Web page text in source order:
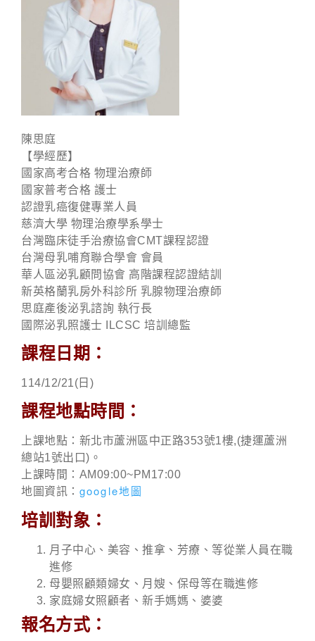
陳思庭
【學經歷】
國家高考合格 物理治療師
國家普考合格 護士
認證乳癌復健專業人員
慈濟大學 物理治療學系學士
台灣臨床徒手治療協會CMT課程認證
台灣母乳哺育聯合學會 會員
華人區泌乳顧問協會 高階課程認證結訓
新英格蘭乳房外科診所 乳腺物理治療師
思庭產後泌乳諮詢 執行長
國際泌乳照護士 ILCSC 培訓總監
課程日期：
114/12/21(日 )
課程地點時間：
上課地點：新北市蘆洲區中正路353號1樓,(捷運蘆洲
總站1號出口)。
上課時間：AM09:00~PM17:00
地圖資訊： google地圖
培訓對象：
月子中心、美容、推拿、芳療、等從業人員在職
進修
母嬰照顧類婦女、月嫂、保母等在職進修
家庭婦女照顧者、新手媽媽、婆婆
報名方式：